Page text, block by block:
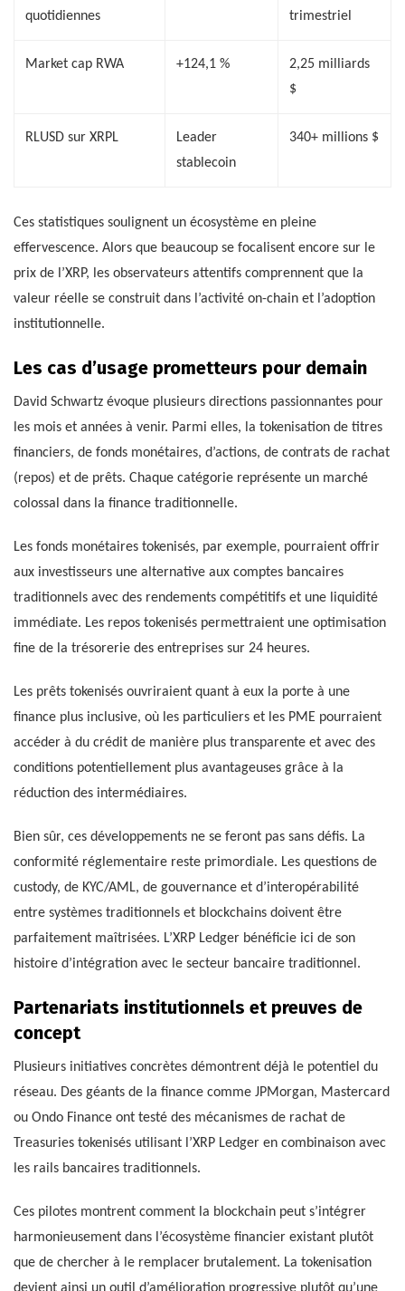
quotidiennes
trimestriel
Market cap RWA +124,1 %
2,25 milliards
$
RLUSD sur XRPL
Leader
stablecoin
340+ millions $
Ces statistiques soulignent un écosystème en pleine
effervescence. Alors que beaucoup se focalisent encore sur le
prix de l’XRP, les observateurs attentifs comprennent que la
valeur réelle se construit dans l’activité on-chain et l’adoption
institutionnelle.
Les cas d’usage prometteurs pour demain
David Schwartz évoque plusieurs directions passionnantes pour
les mois et années à venir. Parmi elles, la tokenisation de titres
financiers, de fonds monétaires, d’actions, de contrats de rachat
(repos) et de prêts. Chaque catégorie représente un marché
colossal dans la finance traditionnelle.
Les fonds monétaires tokenisés, par exemple, pourraient offrir
aux investisseurs une alternative aux comptes bancaires
traditionnels avec des rendements compétitifs et une liquidité
immédiate. Les repos tokenisés permettraient une optimisation
fine de la trésorerie des entreprises sur 24 heures.
Les prêts tokenisés ouvriraient quant à eux la porte à une
finance plus inclusive, où les particuliers et les PME pourraient
accéder à du crédit de manière plus transparente et avec des
conditions potentiellement plus avantageuses grâce à la
réduction des intermédiaires.
Bien sûr, ces développements ne se feront pas sans défis. La
conformité réglementaire reste primordiale. Les questions de
custody, de KYC/AML, de gouvernance et d’interopérabilité
entre systèmes traditionnels et blockchains doivent être
parfaitement maîtrisées. L’XRP Ledger bénéficie ici de son
histoire d’intégration avec le secteur bancaire traditionnel.
Partenariats institutionnels et preuves de
concept
Plusieurs initiatives concrètes démontrent déjà le potentiel du
réseau. Des géants de la finance comme JPMorgan, Mastercard
ou Ondo Finance ont testé des mécanismes de rachat de
Treasuries tokenisés utilisant l’XRP Ledger en combinaison avec
les rails bancaires traditionnels.
Ces pilotes montrent comment la blockchain peut s’intégrer
harmonieusement dans l’écosystème financier existant plutôt
que de chercher à le remplacer brutalement. La tokenisation